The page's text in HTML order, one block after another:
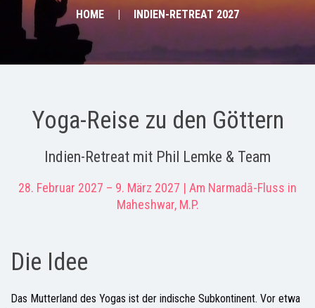
HOME INDIEN-RETREAT 2027
Yoga-Reise zu den Göttern
Indien-Retreat mit Phil Lemke & Team
28. Februar 2027 – 9. März 2027 | Am Narmadā-Fluss in
Maheshwar, M.P.
Die Idee
Das Mutterland des Yogas ist der indische Subkontinent. Vor etwa